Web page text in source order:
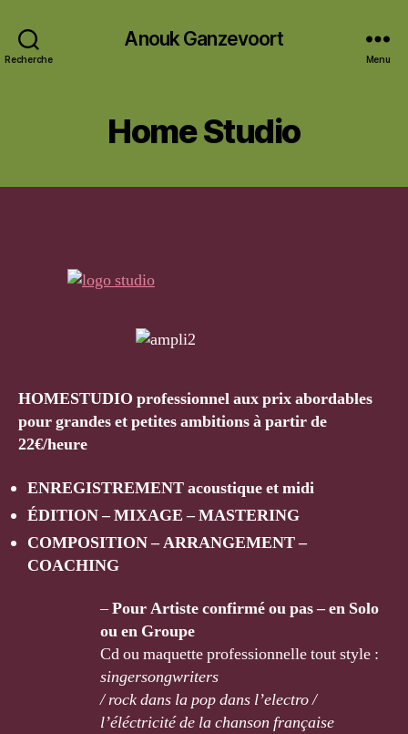
Recherche
Anouk Ganzevoort
Menu
Home Studio
HOMESTUDIO professionnel aux prix abordables
pour grandes et petites ambitions à partir de
22€/heure
ENREGISTREMENT acoustique et midi
ÉDITION – MIXAGE – MASTERING
COMPOSITION – ARRANGEMENT –
COACHING
–Pour Artiste confirmé ou pas – en Solo
ou en Groupe
Cd ou maquette professionnelle tout style :
singersongwriters
/ rock dans la pop dans lʼelectro /
lʼéléctricité de lachanson française